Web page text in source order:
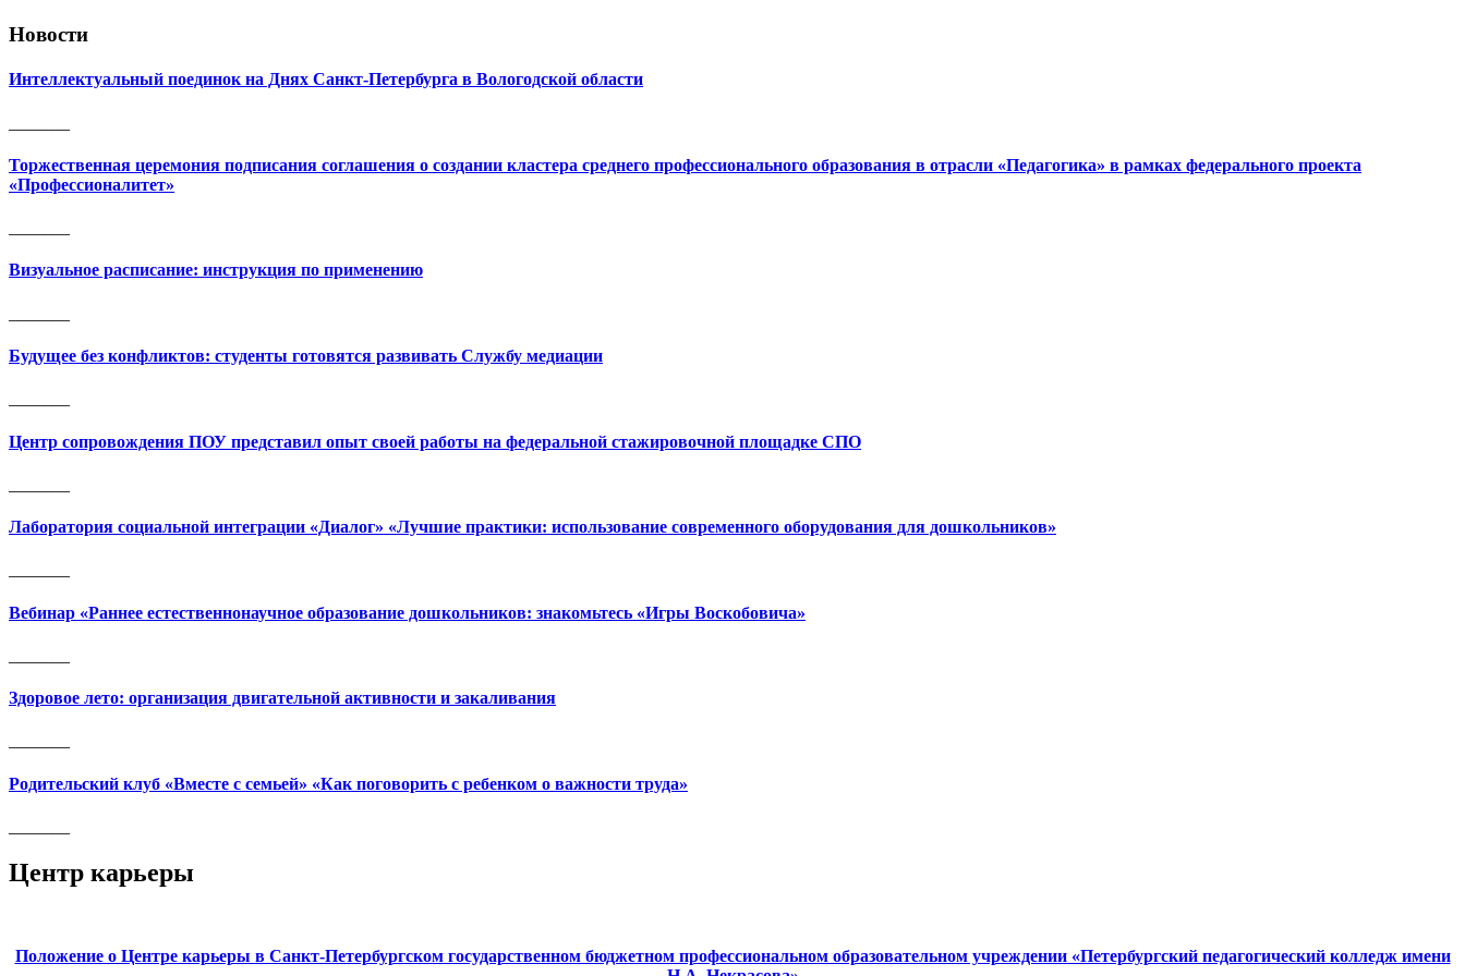
Новости
Интеллектуальный поединок на Днях Санкт-Петербурга в Вологодской области
Торжественная церемония подписания соглашения о создании кластера среднего профессионального образования в отрасли «Педагогика» в рамках федерального проекта
«Профессионалитет»
Визуальное расписание: инструкция по применению
Будущее без конфликтов: студенты готовятся развивать Службу медиации
Центр сопровождения ПОУ представил опыт своей работы на федеральной стажировочной площадке СПО
Лаборатория социальной интеграции «Диалог» «Лучшие практики: использование современного оборудования для дошкольников»
Вебинар «Раннее естественнонаучное образование дошкольников: знакомьтесь «Игры Воскобовича»
Здоровое лето: организация двигательной активности и закаливания
Родительский клуб «Вместе с семьей» «Как поговорить с ребенком о важности труда»
Центр карьеры
Положение о Центре карьеры в Санкт-Петербургском государственном бюджетном профессиональном образовательном учреждении «Петербургский педагогический колледж имени